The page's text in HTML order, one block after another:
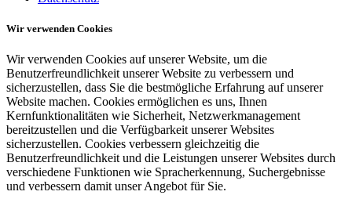
Wir verwenden Cookies
Wir verwenden Cookies auf unserer Website, um die
Benutzerfreundlichkeit unserer Website zu verbessern und
sicherzustellen, dass Sie die bestmögliche Erfahrung auf unserer
Website machen. Cookies ermöglichen es uns, Ihnen
Kernfunktionalitäten wie Sicherheit, Netzwerkmanagement
bereitzustellen und die Verfügbarkeit unserer Websites
sicherzustellen. Cookies verbessern gleichzeitig die
Benutzerfreundlichkeit und die Leistungen unserer Websites durch
verschiedene Funktionen wie Spracherkennung, Suchergebnisse
und verbessern damit unser Angebot für Sie.